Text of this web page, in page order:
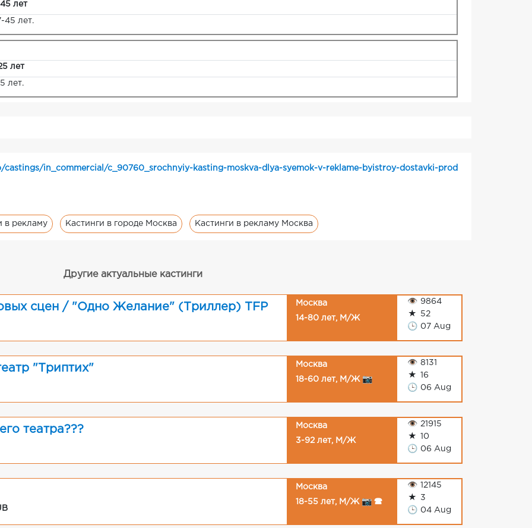
лет
45 лет.
лет
лет.
castings/in_commercial/c_90760_srochnyiy-kasting-moskva-dlya-syemok-v-reklame-byistroy-dostavki-prod
в рекламу Кастинги в городе Москва Кастинги в рекламу Москва
Другие актуальные кастинги
сцен / "Одно Желание" (Триллер) TFP Москва
14-80 лет, М/Ж
👁 9864
★
52
🕒 07 Aug
"Триптих" Москва
18-60 лет, М/Ж 📷
👁 8131
★
16
🕒 06 Aug
театра??? Москва
3-92 лет, М/Ж
👁 21915
★
10
🕒 06 Aug
Москва
18-55 лет, М/Ж 📷 🕿
👁 12145
★
3
🕒 04 Aug